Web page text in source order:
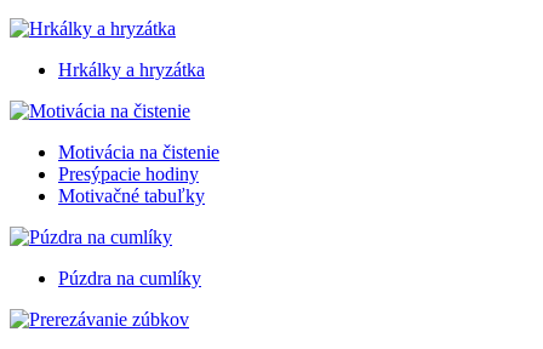
Hrkálky a hryzátka
Motivácia na čistenie
Presýpacie hodiny
Motivačné tabuľky
Púzdra na cumlíky